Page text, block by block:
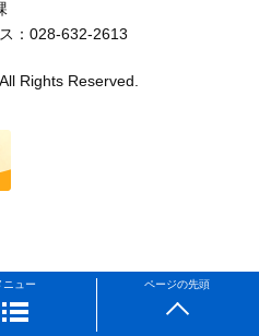
ニュー ページの先頭
：028-632-2613
Rights Reserved.